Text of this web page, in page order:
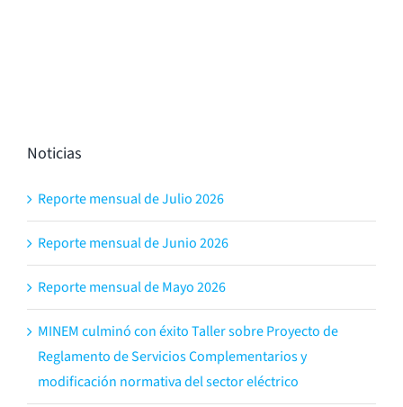
Noticias
Reporte mensual de Julio 2026
Reporte mensual de Junio 2026
Reporte mensual de Mayo 2026
MINEM culminó con éxito Taller sobre Proyecto de
Reglamento de Servicios Complementarios y
modificación normativa del sector eléctrico